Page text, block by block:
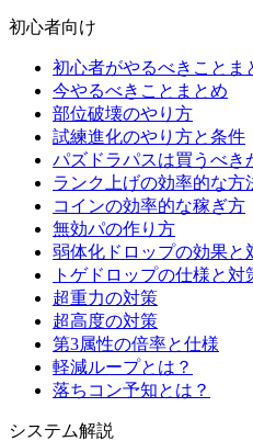
初心者向け
初心者がやるべきことま
今やるべきことまとめ
部位破壊のやり方
試練進化のやり方と条件
パズドラパスは買うべき
ランク上げの効率的な方
コインの効率的な稼ぎ方
無効パの作り方
弱体化ドロップの効果と
トゲドロップの仕様と対
超重力の対策
超高度の対策
第3属性の倍率と仕様
軽減ループとは？
落ちコン予知とは？
システム解説